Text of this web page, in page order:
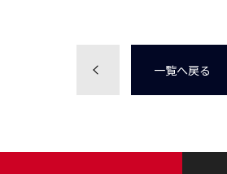
一覧へ戻る